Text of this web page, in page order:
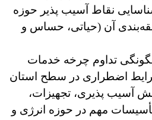
نقاط آسیب پذیر حوزه
آن (حیاتی، حساس و
تداوم چرخه خدمات
اضطراری در سطح استان
آسیب پذیری، تجهیزات،
مهم در حوزه انرژی و